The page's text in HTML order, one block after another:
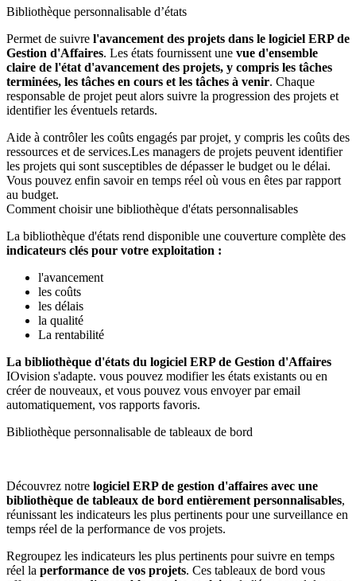
Bibliothèque personnalisable d’états
Permet de suivre l'avancement des projets dans le logiciel ERP de
Gestion d'Affaires. Les états fournissent une vue d'ensemble
claire de l'état d'avancement des projets, y compris les tâches
terminées, les tâches en cours et les tâches à venir. Chaque
responsable de projet peut alors suivre la progression des projets et
identifier les éventuels retards.
Aide à contrôler les coûts engagés par projet, y compris les coûts des
ressources et de services.Les managers de projets peuvent identifier
les projets qui sont susceptibles de dépasser le budget ou le délai.
Vous pouvez enfin savoir en temps réel où vous en êtes par rapport
au budget.
Comment choisir une bibliothèque d'états personnalisables
La bibliothèque d'états rend disponible une couverture complète des
indicateurs clés pour votre exploitation :
l'avancement
les coûts
les délais
la qualité
La rentabilité
La bibliothèque d'états du logiciel ERP de Gestion d'Affaires
IOvision s'adapte. vous pouvez modifier les états existants ou en
créer de nouveaux, et vous pouvez vous envoyer par email
automatiquement, vos rapports favoris.
Bibliothèque personnalisable de tableaux de bord
Découvrez notre logiciel ERP de gestion d'affaires avec une
bibliothèque de tableaux de bord entièrement personnalisables,
réunissant les indicateurs les plus pertinents pour une surveillance en
temps réel de la performance de vos projets.
Regroupez les indicateurs les plus pertinents pour suivre en temps
réel la performance de vos projets. Ces tableaux de bord vous